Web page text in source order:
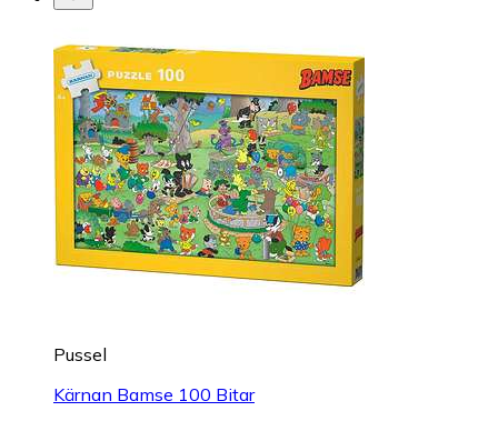
Pussel
Kärnan Bamse 100 Bitar